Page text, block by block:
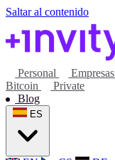
Saltar al contenido
Personal Empresas
Bitcoin
Private
Blog